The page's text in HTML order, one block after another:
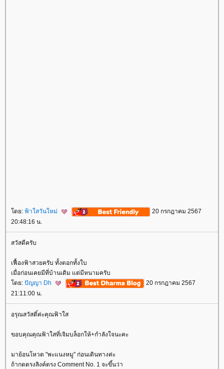
ดย: ฟ้าใสวันใหม่
20 กรกฎาคม 2567
20:48:16 น.
สวัสดีครับ
เฟื้องฟ้าสวยครับ ทั้งดอกทั้งใบ
เมื่อก่อนเคยมีที่บ้านเดิม แต่มีหนามครับ
ดย: ปัญญา Dh
20 กรกฎาคม 2567
21:11:00 น.
อรุณสวัสดิ์ค่ะคุณฟ้าใส
ขอบคุณคุณฟ้าใสที่เจิมบล็อกให้+กำลังใจนะคะ
มาย้อนโหวต "พะแนงหมู" ก่อนเดินทางค่ะ
ถ้ากดตรงลิงค์ตรง Comment No. 1 จะขึ้นว่า